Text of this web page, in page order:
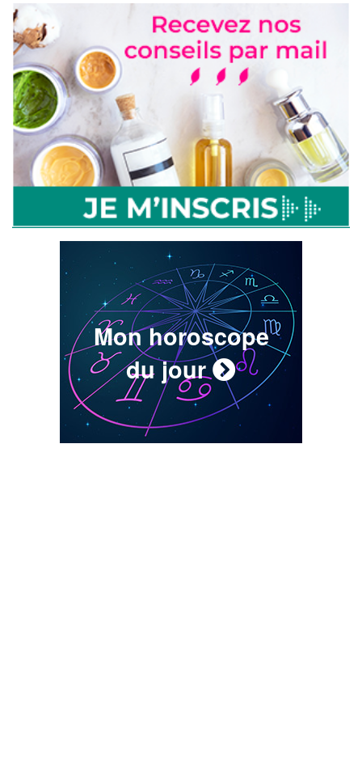
Mon horoscope
du jour